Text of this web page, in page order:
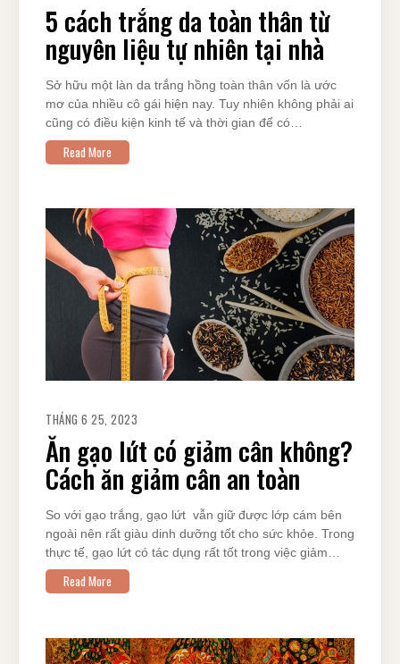
5 cách trắng da toàn thân từ
nguyên liệu tự nhiên tại nhà
Sở hữu một làn da trắng hồng toàn thân vốn là ước
mơ của nhiều cô gái hiện nay. Tuy nhiên không phải ai
cũng có điều kiện kinh tế và thời gian để có…
Read More
THÁNG 6 25, 2023
Ăn gạo lứt có giảm cân không?
Cách ăn giảm cân an toàn
So với gạo trắng, gạo lứt vẫn giữ được lớp cám bên
ngoài nên rất giàu dinh dưỡng tốt cho sức khỏe. Trong
thực tế, gạo lứt có tác dụng rất tốt trong việc giảm…
Read More